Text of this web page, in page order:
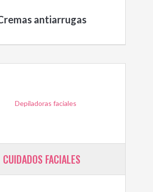
antiarrugas
CUIDADOS FACIALES